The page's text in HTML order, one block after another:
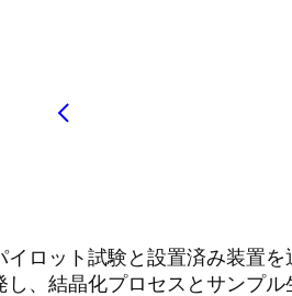
イロット試験と設置済み装置
、結晶化プロセスとサンプ